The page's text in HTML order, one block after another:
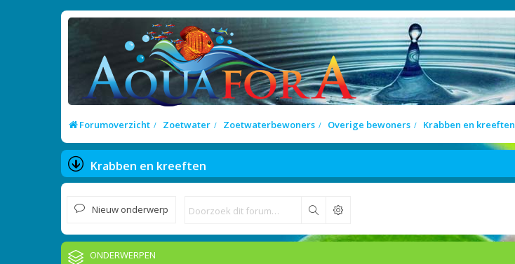
Forumoverzicht Zoetwater Zoetwaterbewoners Overige bewoners Krabben en kreeften
Krabben en kreeften
Nieuw onderwerp Zoek
ONDERWERPEN